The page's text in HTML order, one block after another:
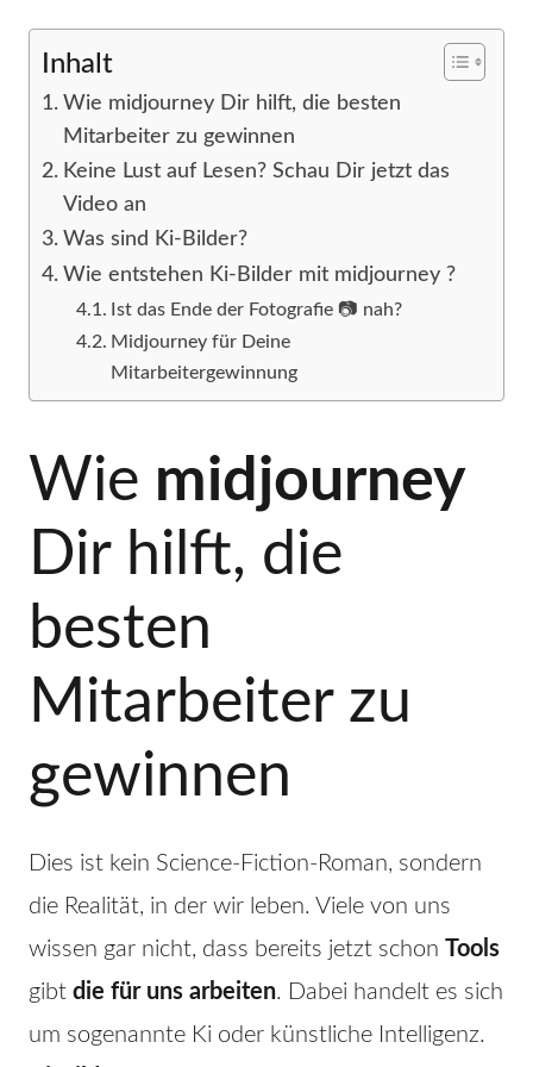
Inhalt
Wie midjourney Dir hilft, die besten
Mitarbeiter zu gewinnen
Keine Lust auf Lesen? Schau Dir jetzt das
Video an
Was sind Ki-Bilder?
Wie entstehen Ki-Bilder mit midjourney ?
Ist das Ende der Fotografie 📷 nah?
Midjourney für Deine
Mitarbeitergewinnung
Wie midjourney
Dir hilft, die
besten
Mitarbeiter zu
gewinnen
Dies ist kein Science-Fiction-Roman, sondern
die Realität, in der wir leben. Viele von uns
wissen gar nicht, dass bereits jetzt schon
Tools
gibt die für uns arbeiten. Dabei handelt es sich
um sogenannte Ki oder künstliche Intelligenz.